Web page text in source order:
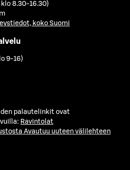
8.30-16.30)
koko Suomi
9-16)
palautelinkit ovat
Ravintolat
Avautuu uuteen välilehteen